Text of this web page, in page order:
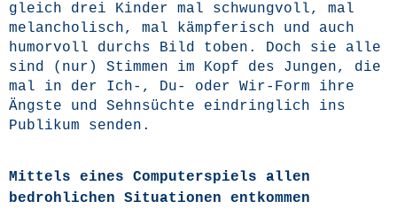
gleich drei Kin­der mal schwung­voll, mal
melan­cho­lisch, mal kämp­fe­risch und auch
humor­voll durchs Bild toben. Doch sie alle
sind (nur) Stim­men im Kopf des Jun­gen, die
mal in der Ich‑, Du- oder Wir-Form ihre
Ängs­te und Sehn­süch­te ein­dring­lich ins
Publi­kum senden.
Mittels eines Computerspiels allen
bedrohlichen Situationen entkommen